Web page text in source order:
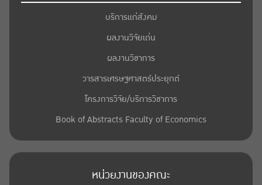
บริการแก่สังคม
ผลงานวิจัยเด่น
ผลงานวิชาการ
วารสารเศรษฐศาสตร์ประยุกต์
โครงการวิจัย/บริการวิชาการ
Book of Abstracts Faculty of Economics
หน่วยงานของคณะ